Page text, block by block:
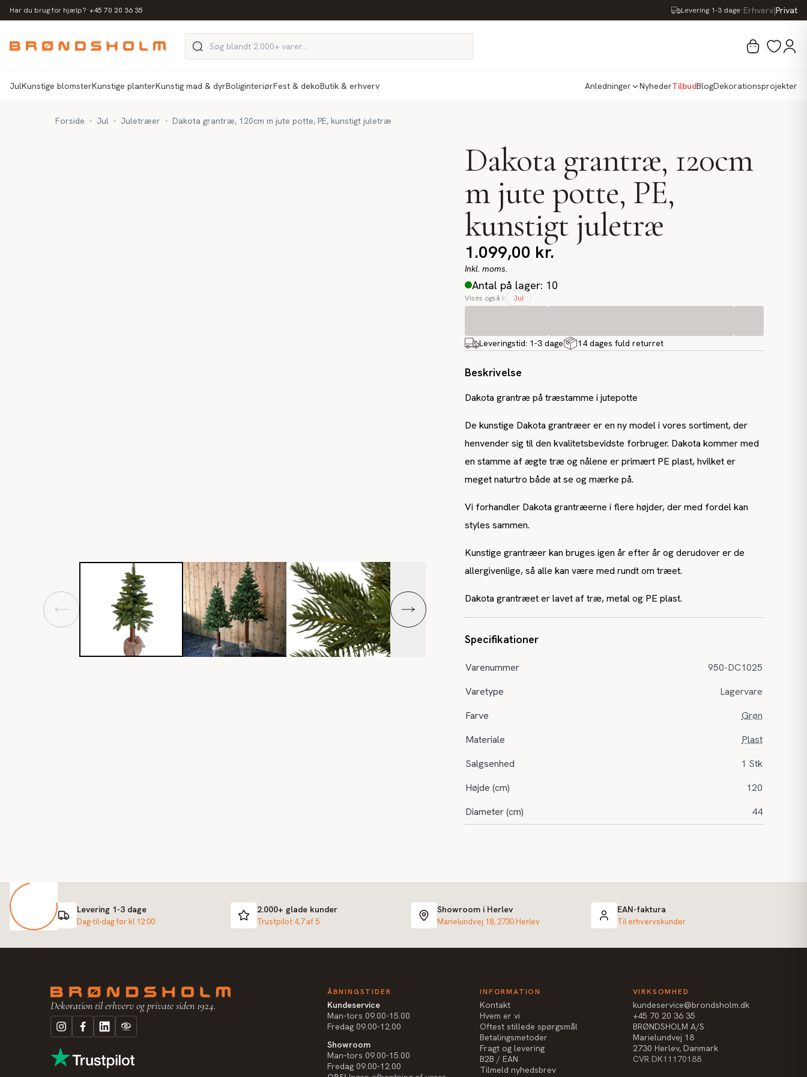
Har du brug for hjælp?·+45 70 20 36 35 Levering 1-3 dage·Erhverv|Privat
JulKunstige blomsterKunstige planterKunstig mad & dyrBoliginteriørFest & dekoButik & erhverv Anledninger NyhederTilbudBlogDekorationsprojekter
Forside Jul Juletræer Dakota grantræ, 120cm m jute potte, PE, kunstigt juletræ
Dakota grantræ, 120cm
m jute potte, PE,
kunstigt juletræ
1.099,00 kr.
Inkl. moms.
Antal på lager: 10
Vises også i: Jul
Leveringstid: 1-3 dage 14 dages fuld returret
Beskrivelse
Dakota grantræ på træstamme i jutepotte
De kunstige Dakota grantræer er en ny model i vores sortiment, der
henvender sig til den kvalitetsbevidste forbruger. Dakota kommer med
en stamme af ægte træ og nålene er primært PE plast, hvilket er
meget naturtro både at se og mærke på.
Vi forhandler Dakota grantræerne i flere højder, der med fordel kan
styles sammen.
Kunstige grantræer kan bruges igen år efter år og derudover er de
allergivenlige, så alle kan være med rundt om træet.
Dakota grantræet er lavet af træ, metal og PE plast.
Specifikationer
Varenummer
950-DC1025
Varetype
Lagervare
Farve
Grøn
Materiale
Plast
Salgsenhed
1 Stk
Højde (cm)
120
Diameter (cm)
44
Levering 1-3 dage
Dag-til-dag før kl 12:00
2.000+ glade kunder
Trustpilot 4,7 af 5
Showroom i Herlev
Marielundvej 18, 2730 Herlev
EAN-faktura
Til erhvervskunder
Dekoration til erhverv og private siden 1924.
ÅBNINGSTIDER
Kundeservice
Man-tors 09.00-15.00
Fredag 09.00-12.00
Showroom
Man-tors 09.00-15.00
Fredag 09.00-12.00
INFORMATION
Kontakt
Hvem er vi
Oftest stillede spørgsmål
Betalingsmetoder
Fragt og levering
B2B / EAN
Tilmeld nyhedsbrev
VIRKSOMHED
kundeservice@brondsholm.dk
+45 70 20 36 35
BRØNDSHOLM A/S
Marielundvej 18
2730 Herlev, Danmark
CVR DK11170188